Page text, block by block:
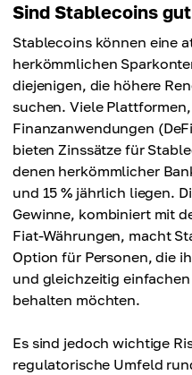
Sind Stablecoins
Stablecoins können eine
herkömmlichen
diejenigen, die höhere
suchen. Viele
Finanzanwendungen
bieten Zinssätze für
denen herkömmlicher
und 15 % jährlich liegen.
Gewinne, kombiniert mit
Fiat-Währungen, macht
Option für Personen, die
und gleichzeitig
behalten möchten.
Es sind jedoch wichtige
regulatorische Umfeld